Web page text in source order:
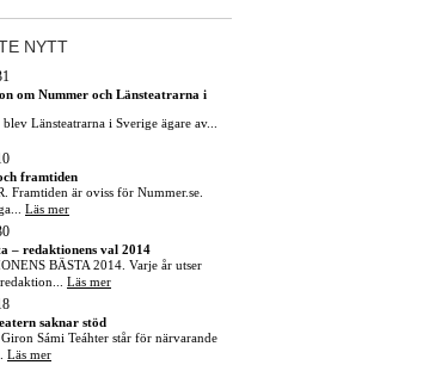
NYTT
om Nummer och Länsteatrarna i
Länsteatrarna i Sverige ägare av...
framtiden
Framtiden är oviss för Nummer.se.
Läs mer
– redaktionens val 2014
BÄSTA 2014. Varje år utser
Läs mer
saknar stöd
Sámi Teáhter står för närvarande
Läs mer